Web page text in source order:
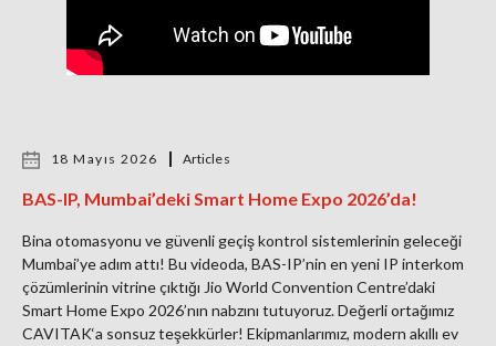
18 Mayıs 2026 Articles
BAS-IP, Mumbai’deki Smart Home Expo 2026’da!
Bina otomasyonu ve güvenli geçiş kontrol sistemlerinin geleceği
Mumbai’ye adım attı! Bu videoda, BAS-IP’nin en yeni IP interkom
çözümlerinin vitrine çıktığı Jio World Convention Centre’daki
Smart Home Expo 2026’nın nabzını tutuyoruz. Değerli ortağımız
CAVITAK‘a sonsuz teşekkürler! Ekipmanlarımız, modern akıllı ev